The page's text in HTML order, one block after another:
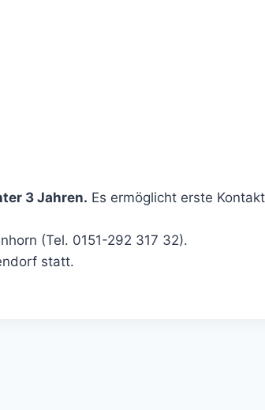
3 Jahren. Es ermöglicht erste
(Tel. 0151-292 317 32).
statt.